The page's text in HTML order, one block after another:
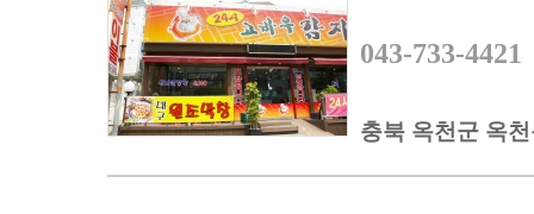
043-733-4421
충북 옥천군 옥